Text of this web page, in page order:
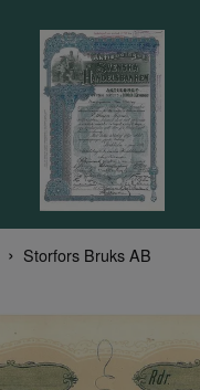
Storfors Bruks AB